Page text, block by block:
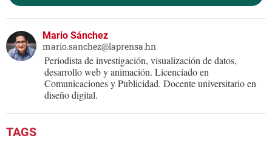
Mario Sánchez
mario.sanchez@laprensa.hn
Periodista de investigación, visualización de datos,
desarrollo web y animación. Licenciado en
Comunicaciones y Publicidad. Docente universitario en
diseño digital.